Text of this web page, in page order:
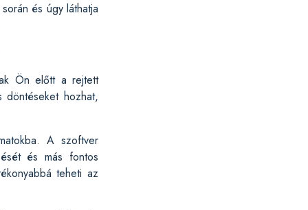
és úgy láthatja
Ön előtt a rejtett
döntéseket hozhat,
A szoftver
és más fontos
teheti az